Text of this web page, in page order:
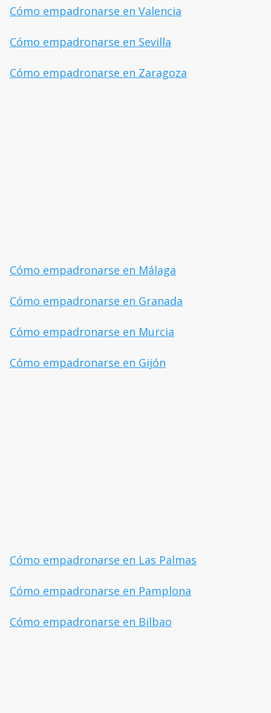
Cómo empadronarse en Valencia
Cómo empadronarse en Sevilla
Cómo empadronarse en Zaragoza
Cómo empadronarse en Málaga
Cómo empadronarse en Granada
Cómo empadronarse en Murcia
Cómo empadronarse en Gijón
Cómo empadronarse en Las Palmas
Cómo empadronarse en Pamplona
Cómo empadronarse en Bilbao